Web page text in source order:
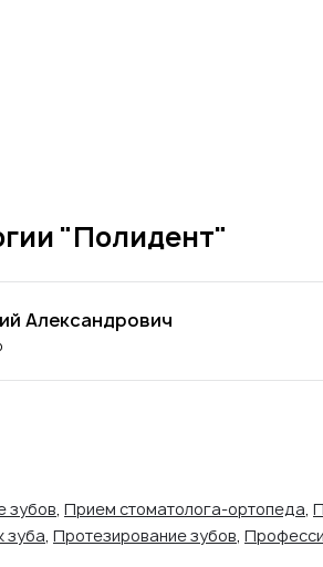
"Полидент"
Александрович
зубов, Прием стоматолога-ортопеда,
зуба, Протезирование зубов,